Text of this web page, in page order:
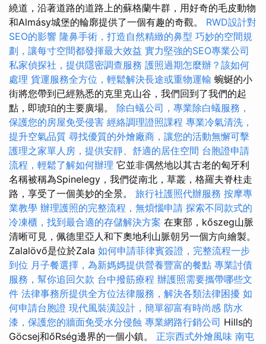
繞道，沿著道路的道路上的蘇格蘭牛群，用好奇的毛皮動物
和Almásy城堡的輪廓提供了一個有趣的奇觀。 RWD設計對
SEO的影響 隆鼻手術，打造自然精緻的鼻型 巧妙的空間規
劃，讓每寸空間都發揮最大效益 實力堅強的SEO專業公司
私家偵探社，提供隱密調查服務 護照過期怎麼辦？該如何
處理 貨運服務全方位，輕鬆解決長途或重物運輸 蜿蜒的小
街將您帶到已經熟悉的克里克山谷，我們回到了我們的起
點，即琥珀的主要廣場。 除白蟻公司，專業除白蟻服務，
保護您的房屋免受侵害 經絡調理證照課程 專業冷氣清洗，
提升空氣品質 尋找優質的外燴廠商，讓您的活動無懈可擊
護理之家單人房，提供安靜、舒適的居住空間 台胞證申請
流程，輕鬆了解如何辦理 它並非偶然地以其古老的匈牙利
名稱被稱為Spinelegy，我們從南北，草叢，格羅夫脊柱走
路，享受了一個美妙的全景。 旅行社護照代辦服務 按摩專
業教學 辦理護照的完整流程，無煩惱申請 探索不同款式的
冷凍櫃，找到最合適的存儲解決方案 在東部，kőszeg山脈
清晰可見，佩德里亞人和下奧地利山脈朝另一個方向繪製。
Zalalövő是位於Zala 如何申請菲律賓簽證，完整流程一步
到位 月子餐選擇，為新媽媽提供營養豐富的餐點 專業討債
服務，幫你追回欠款 台中撥筋療程 辦護照需要攜帶哪些文
件 法律事務所提供全方位法律服務，解決各類法律困擾 如
何申請台胞證 現代風裝潢設計，簡單卻富有時尚感 防水
漆，保護您的牆面免受水分侵蝕 專業網路行銷公司 Hills的
Göcsej和őRség邊界的一個小鎮。 正宗西式外燴風味 南屯